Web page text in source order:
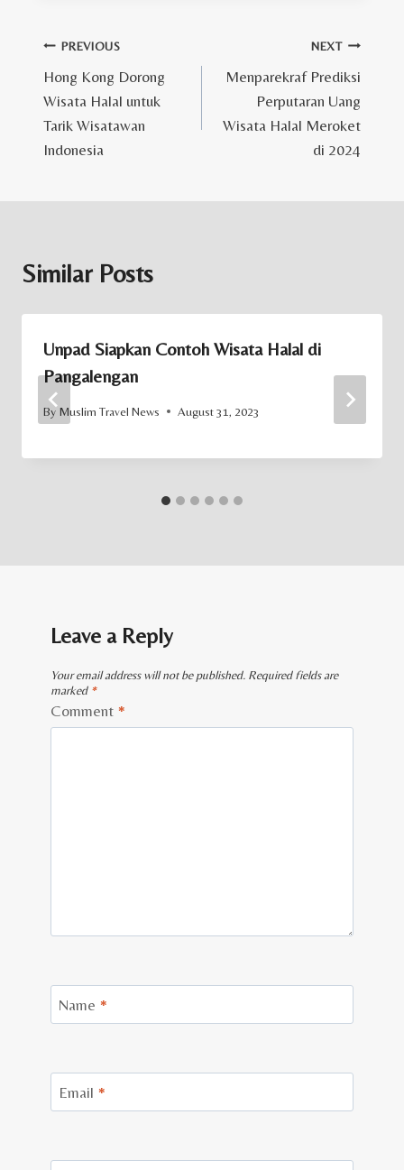
Post
navigation
PREVIOUS
Hong Kong Dorong
Wisata Halal untuk
Tarik Wisatawan
Indonesia
NEXT
Menparekraf Prediksi
Perputaran Uang
Wisata Halal Meroket
di 2024
Similar Posts
Unpad Siapkan Contoh Wisata Halal di
Pangalengan
By Muslim Travel News August 31, 2023
Leave a Reply
Your email address will not be published. Required fields are
marked *
Comment *
Name *
Email *